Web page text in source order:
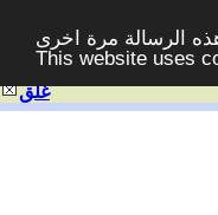
الرسالة مرة اخرى -
This website uses
غلق